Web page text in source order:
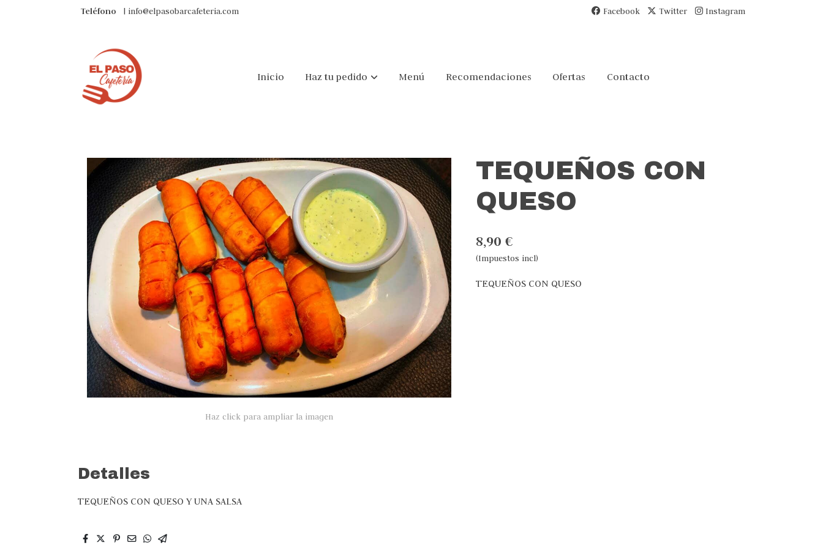
Teléfono | info@elpasobarcafeteria.com Facebook Twitter Instagram
Inicio Haz tu pedido Menú Recomendaciones Ofertas Contacto
Haz click para ampliar la imagen
Detalles
TEQUEÑOS CON QUESO Y UNA SALSA
TEQUEÑOS CON
QUESO
8,90 €
(Impuestos incl)
TEQUEÑOS CON QUESO